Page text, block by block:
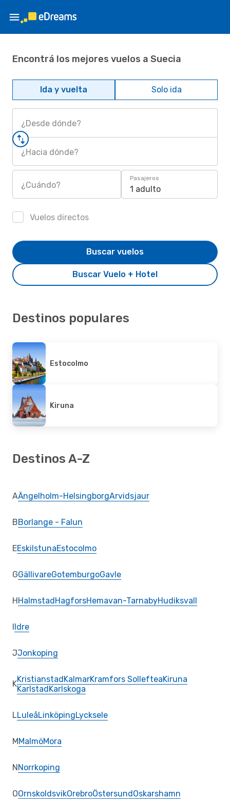
Encontrá los mejores vuelos a Suecia
Ida y vuelta Solo ida
¿Desde dónde?
¿Hacia dónde?
¿Cuándo?
Pasajeros
1 adulto
Vuelos directos
Buscar Vuelo + Hotel
Buscar vuelos
Destinos populares
Estocolmo
Kiruna
Destinos A-Z
AÄngelholm-HelsingborgArvidsjaur
BBorlange - Falun
EEskilstunaEstocolmo
GGällivareGotemburgoGavle
HHalmstadHagforsHemavan-TarnabyHudiksvall
IIdre
JJonkoping
KKristianstadKalmarKramfors SollefteaKiruna
KarlstadKarlskoga
LLuleåLinköpingLycksele
MMalmöMora
NNorrkoping
OOrnskoldsvikOrebroÖstersundOskarshamn